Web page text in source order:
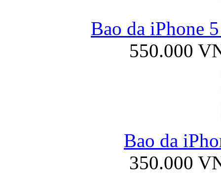
Bao da iPhone
550.000
Bao da
350.000